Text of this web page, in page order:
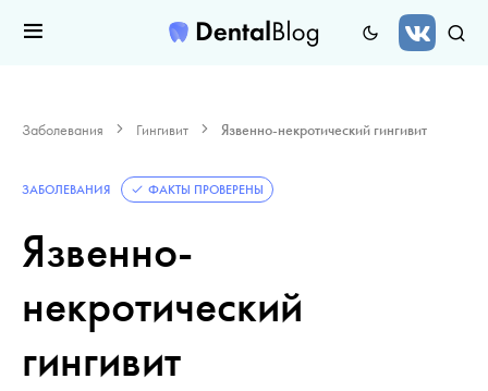
Заболевания Гингивит Язвенно-некротический гингивит
ЗАБОЛЕВАНИЯ ФАКТЫ ПРОВЕРЕНЫ
Язвенно-
некротический
гингивит